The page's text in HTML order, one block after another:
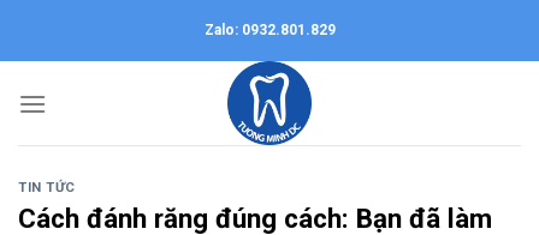
Zalo: 0932.801.829
TIN TỨC
Cách đánh răng đúng cách: Bạn đã làm